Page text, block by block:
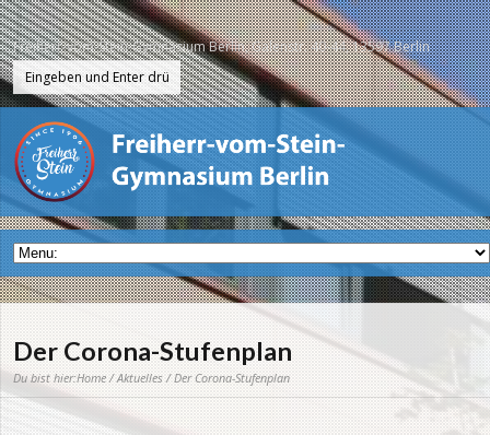
Freiherr-vom-Stein-Gymnasium Berlin, Galenstr. 40-44, 13597 Berlin
Der Corona-Stufenplan
Du bist hier:Home/Aktuelles/ Der Corona-Stufenplan